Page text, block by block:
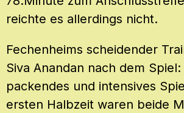
reichte es allerdings nicht.
Fechenheims scheidender
Siva Anandan nach dem Spiel:
packendes und intensives
ersten Halbzeit waren beide